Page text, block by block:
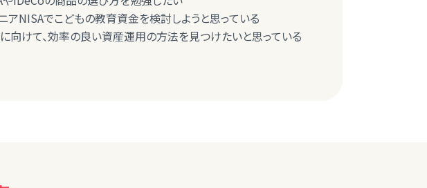
ニアNISAでこどもの教育資金を検討しようと思っている
に向けて、効率の良い資産運用の方法を見つけたいと思っている